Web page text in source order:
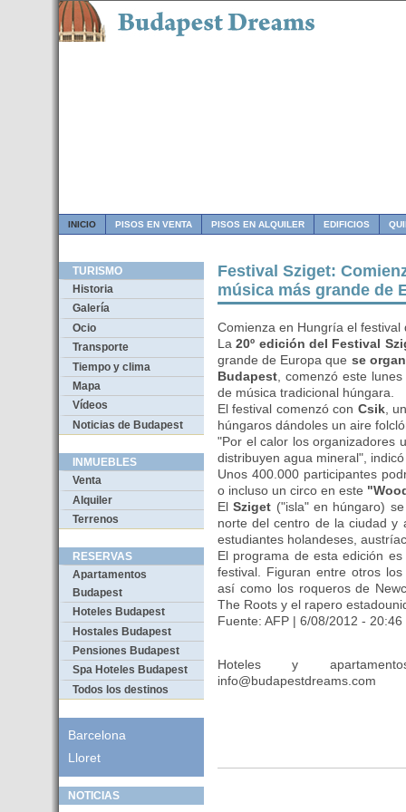
INICIO PISOS EN VENTA PISOS EN ALQUILER EDIFICIOS
TURISMO
Historia
Galería
Ocio
Transporte
Tiempo y clima
Mapa
Vídeos
Noticias de Budapest
INMUEBLES
Venta
Alquiler
Terrenos
RESERVAS
Apartamentos
Budapest
Hoteles Budapest
Hostales Budapest
Pensiones Budapest
Spa Hoteles Budapest
Todos los destinos
Barcelona
Lloret
NOTICIAS
Festival Sziget:
música más grande de
Comienza en Hungría el
La 20º edición del Festival
grande de Europa que se
Budapest , comenzó este
de música tradicional húngara.
El festival comenzó con Csik,
húngaros dándoles un aire
"Por el calor los organizadores
distribuyen agua mineral",
Unos 400.000 participantes
o incluso un circo en este
ElSziget ("isla" en húngaro)
norte del centro de la ciudad y
estudiantes holandeses,
El programa de esta edición
festival. Figuran entre otros
así como los roqueros de
The Roots y el rapero
Fuente: AFP | 6/08/2012 - 20:46
Hoteles y
info@budapestdreams.com